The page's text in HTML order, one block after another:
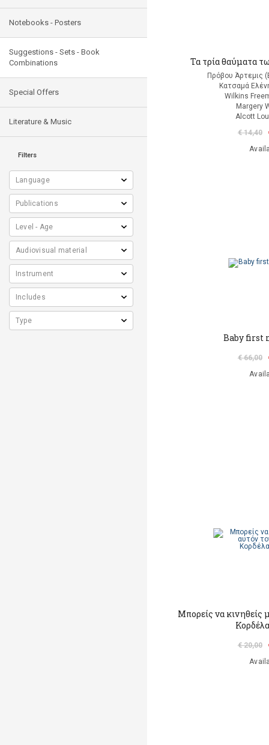
Notebooks - Posters
Suggestions - Sets - Book
Combinations
Special Offers
Literature & Music
Filters
Τα τρία θαύματα
Πρόβου Άρτεμις
Κατσαμά
Wilkins
Margery
Alcott
€ 14,40
Baby first
€ 66,00
Μπορείς να κινηθείς
€ 20,00